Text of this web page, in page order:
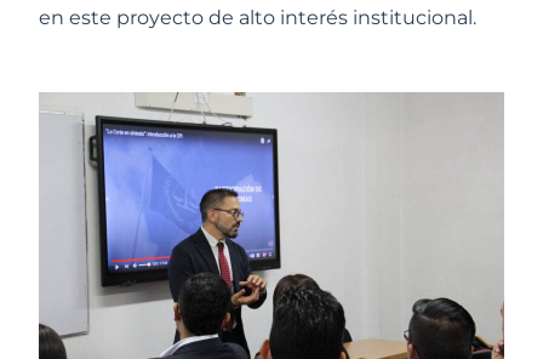
en este proyecto de alto interés institucional.